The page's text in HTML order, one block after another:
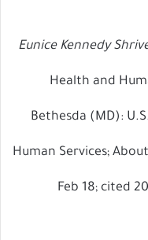
Eunice Kennedy
Health and
Bethesda (MD):
Human Services;
Feb 18; cited